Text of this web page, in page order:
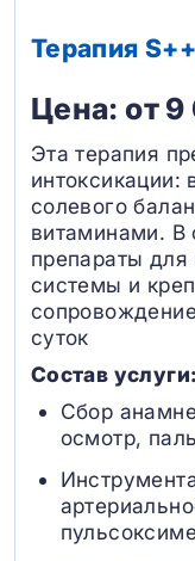
Терапия
Цена: от
Эта терапия
интоксикации:
солевого
витаминами. В
препараты
системы и
суток
Состав услуги:
Сбор
осмотр,